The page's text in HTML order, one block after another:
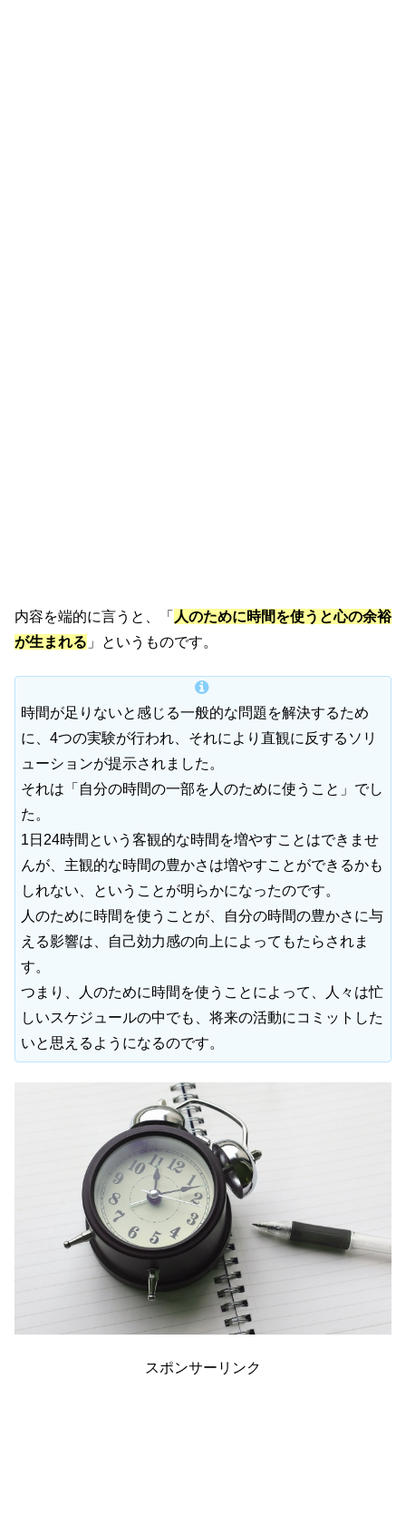
内容を端的に言うと、「 人のために時間を使うと心の余裕
が生まれる 」というものです。
時間が足りないと感じる一般的な問題を解決するため
に、4つの実験が行われ、それにより直観に反するソリ
ューションが提示されました。
それは「自分の時間の一部を人のために使うこと」でし
た。
1日24時間という客観的な時間を増やすことはできませ
んが、主観的な時間の豊かさは増やすことができるかも
しれない、ということが明らかになったのです。
人のために時間を使うことが、自分の時間の豊かさに与
える影響は、自己効力感の向上によってもたらされま
す。
つまり、人のために時間を使うことによって、人々は忙
しいスケジュールの中でも、将来の活動にコミットした
いと思えるようになるのです。
スポンサーリンク